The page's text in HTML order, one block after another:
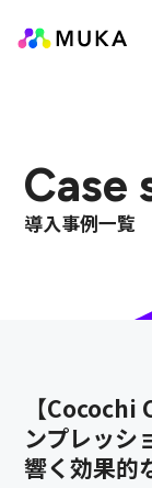
Case
導入事例一覧
【
ンプレッシ
響く効果的